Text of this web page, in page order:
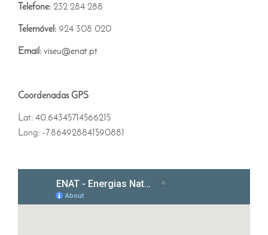
Telefone: 232 284 288
Telemóvel: 924 308 020
Email: viseu@enat.pt
Coordenadas GPS
Lat: 40.64345714566215
Long: -7.864928841590881